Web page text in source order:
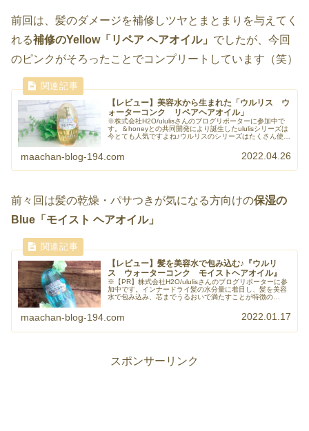
前回は、髪のダメージを補修しツヤとまとまりを与えてく
れる補修のYellow「リペア ヘアオイル」 でしたが、今回
のピンクがそろったことでコンプリートしています（笑）
【レビュー】美容水から生まれた「ウルリス ウ
ォーターコンク リペアヘアオイル」
※株式会社H2O/ululisさんのブログリポーターに参加中で
す。＆honeyとの共同開発により誕生したululisシリーズは
今とても人気ですよね♪ウルリスのシリーズはたくさん使っ
maachan-blog-194.com 2022.04.26
前々回は髪の乾燥・パサつきが気になる方向けの保湿の
Blue「モイスト ヘアオイル」
【レビュー】髪を美容水で包み込む♪『ウルリ
ス ウォーターコンク モイストヘアオイル』
※【PR】株式会社H2O/ululisさんのブログリポーターに参
加中です。インナードライ髪の水分量に着目し、髪を美容
水で包み込み、芯までうるおいで満たすことが特徴の
maachan-blog-194.com 2022.01.17
スポンサーリンク